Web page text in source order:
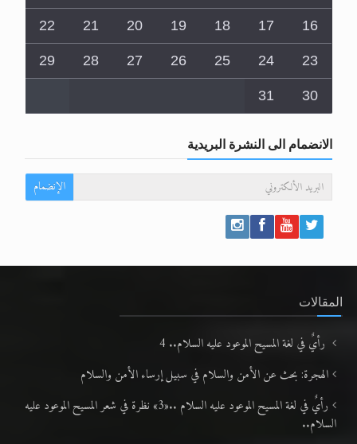
16
17
18
19
20
21
22
23
24
25
26
27
28
29
30
31
الانضمام الى النشرة البريدية
الإنضمام
المقالات
رأيٌ في لغة المسيح الموعود عليه السلام.. 4
الهجرة: بحث عن الأمن والسلام في سبيل إرساء الأمن والسلام
رأيٌ في لغة المسيح الموعود عليه السلام ..«3» نظرة في شعر المسيح الموعود عليه
السلام..